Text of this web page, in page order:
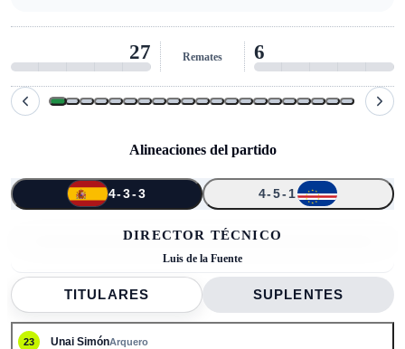
Alineaciones del partido
4-3-3 4-5-1
↑ ↑
↑
DIRECTOR TÉCNICO
Luis de la Fuente
TITULARES SUPLENTES
23 Unai SimónArquero
27 Remates 6